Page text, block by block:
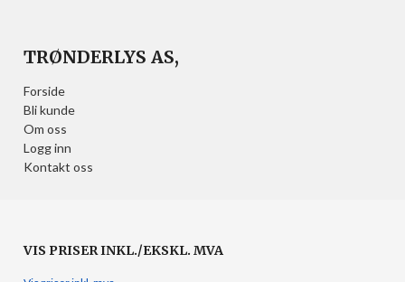
TRØNDERLYS AS,
Forside
Bli kunde
Om oss
Logg inn
Kontakt oss
VIS PRISER INKL./EKSKL. MVA